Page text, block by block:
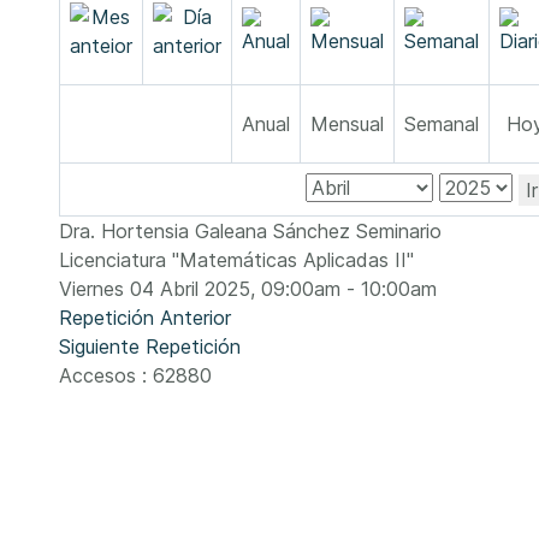
Anual Mensual Semanal
Dra. Hortensia Galeana Sánchez Seminario
Licenciatura "Matemáticas Aplicadas II"
Viernes 04 Abril 2025, 09:00am - 10:00am
Repetición Anterior
Siguiente Repetición
Accesos : 62880